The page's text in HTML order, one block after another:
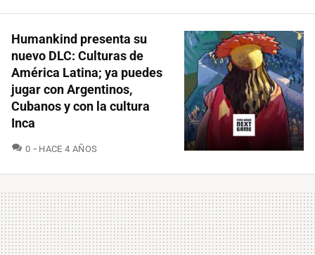
Humankind presenta su
nuevo DLC: Culturas de
América Latina; ya puedes
jugar con Argentinos,
Cubanos y con la cultura
Inca
0 COMENTARIOS
HACE 4 AÑOS